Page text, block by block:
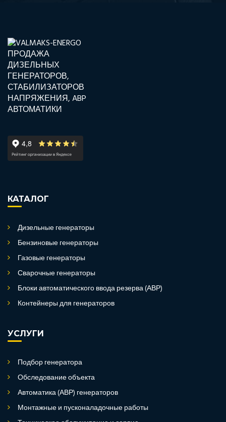
КАТАЛОГ
Дизельные генераторы
Бензиновые генераторы
Газовые генераторы
Сварочные генераторы
Блоки автоматического ввода резерва (АВР)
Контейнеры для генераторов
УСЛУГИ
Подбор генератора
Обследование объекта
Автоматика (АВР) генераторов
Монтажные и пусконаладочные работы